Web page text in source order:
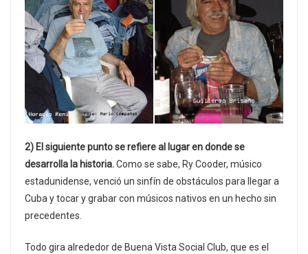
2) El siguiente punto se refiere al lugar en donde se
desarrolla la historia.Como se sabe, Ry Cooder, músico
estadunidense, venció un sinfín de obstáculos para llegar a
Cuba y tocar y grabar con músicos nativos en un hecho sin
precedentes.
Todo gira alrededor de Buena Vista Social Club, que es el